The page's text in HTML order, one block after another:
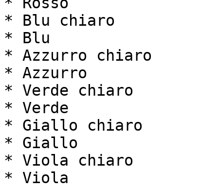
* Blu chiaro
* Blu
* Azzurro chiaro
* Azzurro
* Verde chiaro
* Verde
* Giallo chiaro
* Giallo
* Viola chiaro
* Viola